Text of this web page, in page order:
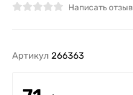
Написать отзыв
Артикул 266363